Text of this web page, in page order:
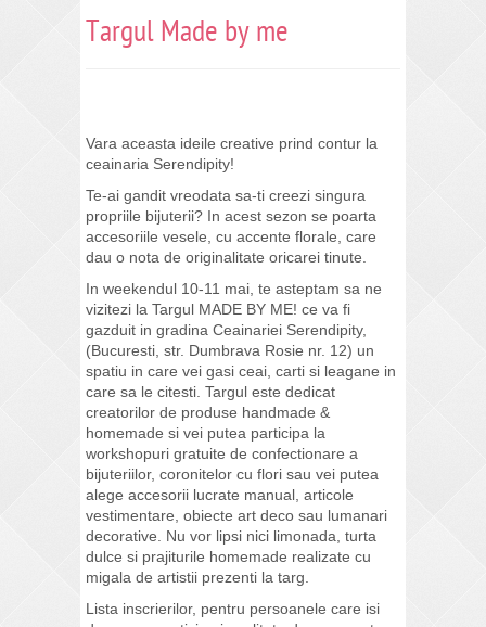
Targul Made by me
Vara aceasta ideile creative prind contur la
ceainaria Serendipity!
Te-ai gandit vreodata sa-ti creezi singura
propriile bijuterii? In acest sezon se poarta
accesoriile vesele, cu accente florale, care
dau o nota de originalitate oricarei tinute.
In weekendul 10-11 mai, te asteptam sa ne
vizitezi la Targul MADE BY ME! ce va fi
gazduit in gradina Ceainariei Serendipity,
(Bucuresti, str. Dumbrava Rosie nr. 12) un
spatiu in care vei gasi ceai, carti si leagane in
care sa le citesti. Targul este dedicat
creatorilor de produse handmade &
homemade si vei putea participa la
workshopuri gratuite de confectionare a
bijuteriilor, coronitelor cu flori sau vei putea
alege accesorii lucrate manual, articole
vestimentare, obiecte art deco sau lumanari
decorative. Nu vor lipsi nici limonada, turta
dulce si prajiturile homemade realizate cu
migala de artistii prezenti la targ.
Lista inscrierilor, pentru persoanele care isi